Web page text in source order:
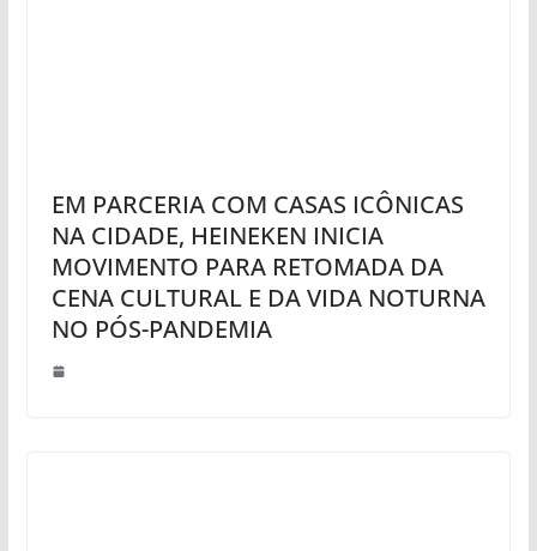
EM PARCERIA COM CASAS ICÔNICAS
NA CIDADE, HEINEKEN INICIA
MOVIMENTO PARA RETOMADA DA
CENA CULTURAL E DA VIDA NOTURNA
NO PÓS-PANDEMIA